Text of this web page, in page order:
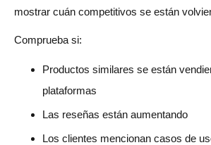
mostrar cuán competitivos se están
Comprueba si:
Productos similares se están
plataformas
Las reseñas están aumentando
Los clientes mencionan casos de